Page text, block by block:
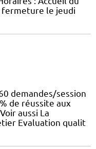
fermeture le jeudi
demandes/session
de réussite aux
aussi La
Evaluation qualit